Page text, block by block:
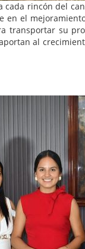
cada rincón del
el
transportar su
al